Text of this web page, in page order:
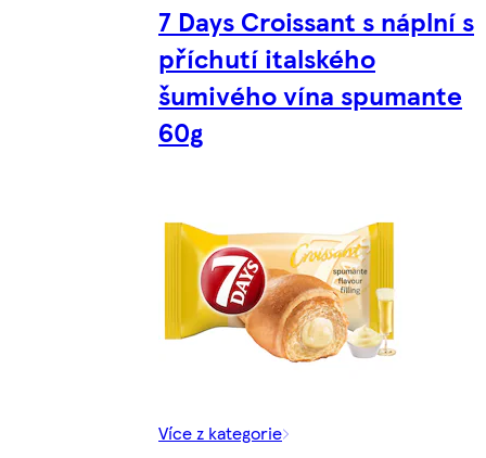
7 Days Croissant s náplní s
příchutí italského
šumivého vína spumante
60g
Více z kategorie